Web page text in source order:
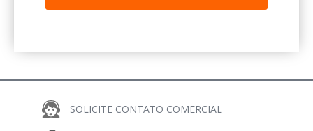
SOLICITE CONTATO COMERCIAL